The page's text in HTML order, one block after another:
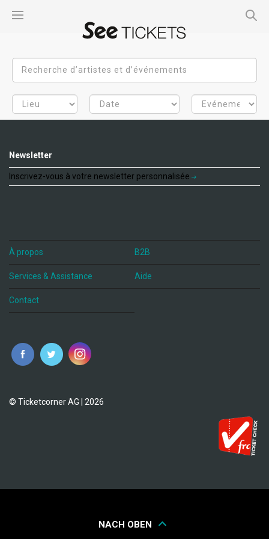
Newsletter
Inscrivez-vous à votre newsletter personnalisée
À propos B2B
Services & Assistance Aide
Contact
fr
© Ticketcorner AG | 2026
NACH OBEN